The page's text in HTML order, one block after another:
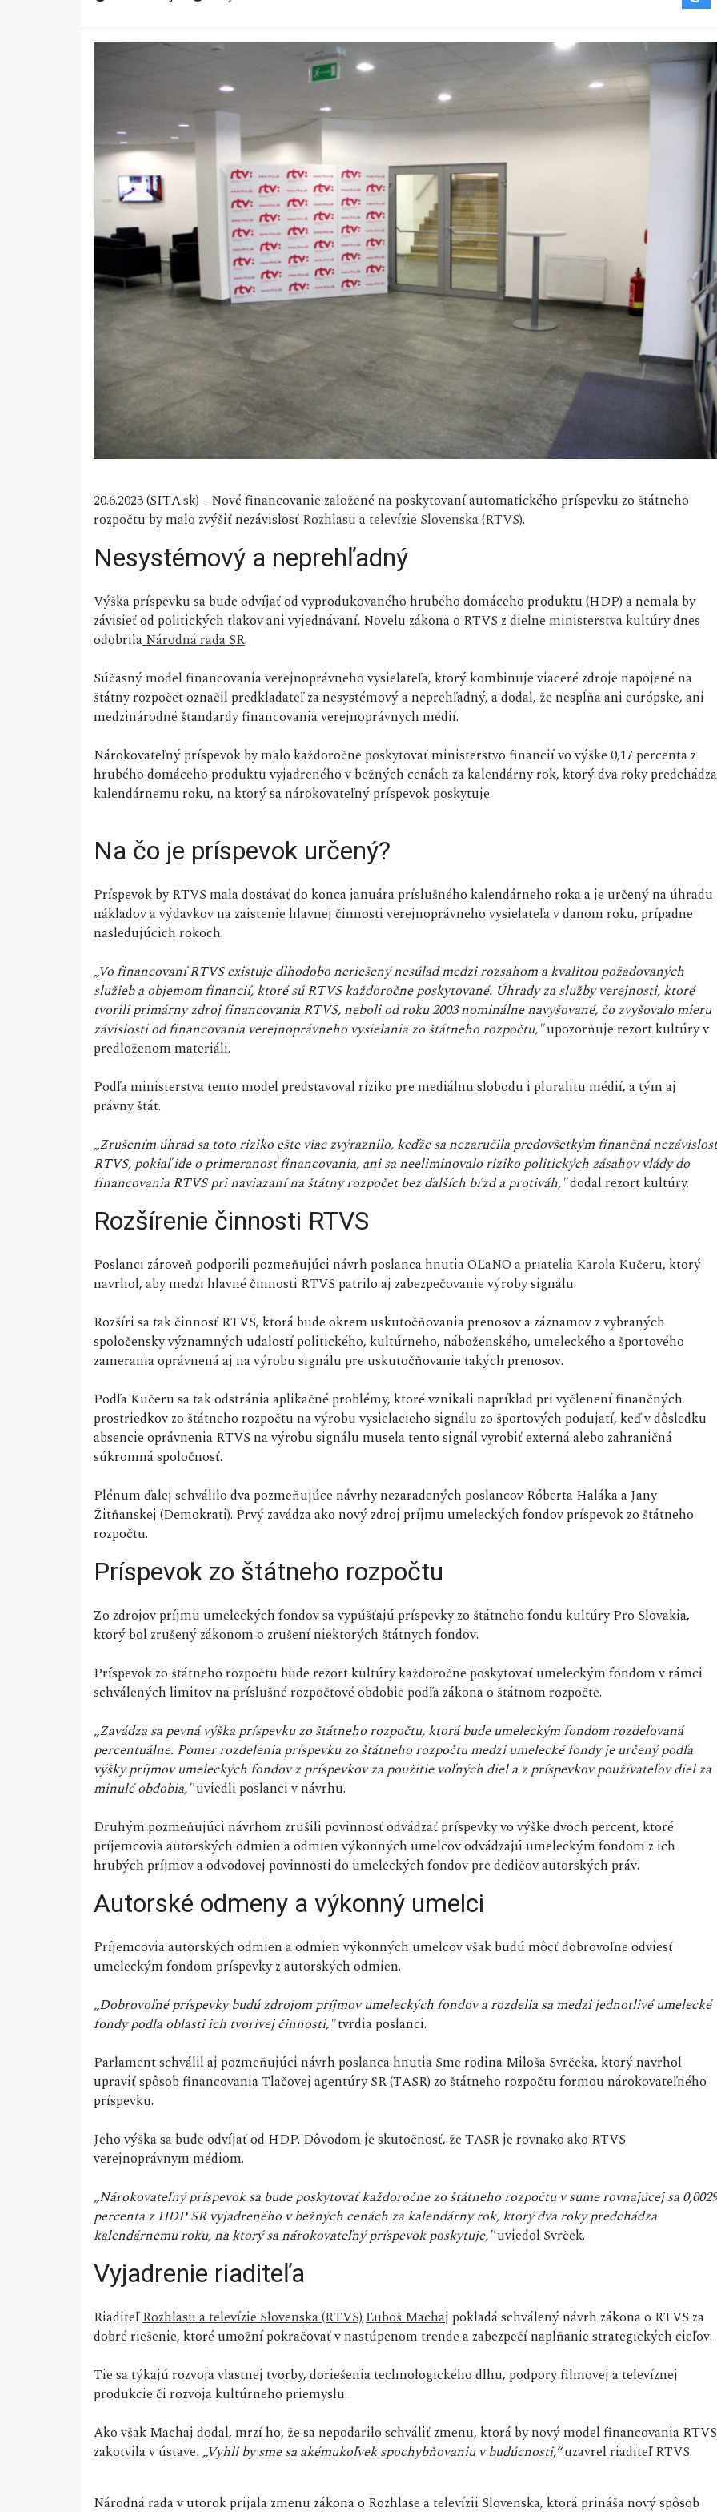
20.6.2023 (SITA.sk) - Nové financovanie založené na poskytovaní automatického príspevku zo štátneho
rozpočtu by malo zvýšiť nezávislosťRozhlasu a televízie Slovenska (RTVS).
Nesystémový a neprehľadný
Výška príspevku sa bude odvíjať od vyprodukovaného hrubého domáceho produktu (HDP) a nemala by
závisieť od politických tlakov ani vyjednávaní. Novelu zákona o RTVS z dielne ministerstva kultúry dnes
odobrilaNárodná rada SR.
Súčasný model financovania verejnoprávneho vysielateľa, ktorý kombinuje viaceré zdroje napojené na
štátny rozpočet označil predkladateľ za nesystémový a neprehľadný, a dodal, že nespĺňa ani európske, ani
medzinárodné štandardy financovania verejnoprávnych médií.
Nárokovateľný príspevok by malo každoročne poskytovať ministerstvo financií vo výške 0,17 percenta z
hrubého domáceho produktu vyjadreného v bežných cenách za kalendárny rok, ktorý dva roky predchádza
kalendárnemu roku, na ktorý sa nárokovateľný príspevok poskytuje.
Na čo je príspevok určený?
Príspevok by RTVS mala dostávať do konca januára príslušného kalendárneho roka a je určený na úhradu
nákladov a výdavkov na zaistenie hlavnej činnosti verejnoprávneho vysielateľa v danom roku, prípadne
nasledujúcich rokoch.
„Vo financovaní RTVS existuje dlhodobo neriešený nesúlad medzi rozsahom a kvalitou požadovaných
služieb a objemom financií, ktoré sú RTVS každoročne poskytované. Úhrady za služby verejnosti, ktoré
tvorili primárny zdroj financovania RTVS, neboli od roku 2003 nominálne navyšované, čo zvyšovalo mieru
závislosti od financovania verejnoprávneho vysielania zo štátneho rozpočtu,"upozorňuje rezort kultúry v
predloženom materiáli.
Podľa ministerstva tento model predstavoval riziko pre mediálnu slobodu i pluralitu médií, a tým aj
právny štát.
„Zrušením úhrad sa toto riziko ešte viac zvýraznilo, keďže sa nezaručila predovšetkým finančná nezávislosť
RTVS, pokiaľ ide o primeranosť financovania, ani sa neeliminovalo riziko politických zásahov vlády do
financovania RTVS pri naviazaní na štátny rozpočet bez ďalších bŕzd a protiváh,"dodal rezort kultúry.
Rozšírenie činnosti RTVS
Poslanci zároveň podporili pozmeňujúci návrh poslanca hnutiaOĽaNO a priateliaKarola Kučeru, ktorý
navrhol, aby medzi hlavné činnosti RTVS patrilo aj zabezpečovanie výroby signálu.
Rozšíri sa tak činnosť RTVS, ktorá bude okrem uskutočňovania prenosov a záznamov z vybraných
spoločensky významných udalostí politického, kultúrneho, náboženského, umeleckého a športového
zamerania oprávnená aj na výrobu signálu pre uskutočňovanie takých prenosov.
Podľa Kučeru sa tak odstránia aplikačné problémy, ktoré vznikali napríklad pri vyčlenení finančných
prostriedkov zo štátneho rozpočtu na výrobu vysielacieho signálu zo športových podujatí, keď v dôsledku
absencie oprávnenia RTVS na výrobu signálu musela tento signál vyrobiť externá alebo zahraničná
súkromná spoločnosť.
Plénum ďalej schválilo dva pozmeňujúce návrhy nezaradených poslancov Róberta Haláka a Jany
Žitňanskej (Demokrati). Prvý zavádza ako nový zdroj príjmu umeleckých fondov príspevok zo štátneho
rozpočtu.
Príspevok zo štátneho rozpočtu
Zo zdrojov príjmu umeleckých fondov sa vypúšťajú príspevky zo štátneho fondu kultúry Pro Slovakia,
ktorý bol zrušený zákonom o zrušení niektorých štátnych fondov.
Príspevok zo štátneho rozpočtu bude rezort kultúry každoročne poskytovať umeleckým fondom v rámci
schválených limitov na príslušné rozpočtové obdobie podľa zákona o štátnom rozpočte.
„Zavádza sa pevná výška príspevku zo štátneho rozpočtu, ktorá bude umeleckým fondom rozdeľovaná
percentuálne. Pomer rozdelenia príspevku zo štátneho rozpočtu medzi umelecké fondy je určený podľa
výšky príjmov umeleckých fondov z príspevkov za použitie voľných diel a z príspevkov používateľov diel za
minulé obdobia,"uviedli poslanci v návrhu.
Druhým pozmeňujúci návrhom zrušili povinnosť odvádzať príspevky vo výške dvoch percent, ktoré
príjemcovia autorských odmien a odmien výkonných umelcov odvádzajú umeleckým fondom z ich
hrubých príjmov a odvodovej povinnosti do umeleckých fondov pre dedičov autorských práv.
Autorské odmeny a výkonný umelci
Príjemcovia autorských odmien a odmien výkonných umelcov však budú môcť dobrovoľne odviesť
umeleckým fondom príspevky z autorských odmien.
„Dobrovoľné príspevky budú zdrojom príjmov umeleckých fondov a rozdelia sa medzi jednotlivé umelecké
fondy podľa oblasti ich tvorivej činnosti,"tvrdia poslanci.
Parlament schválil aj pozmeňujúci návrh poslanca hnutia Sme rodina Miloša Svrčeka, ktorý navrhol
upraviť spôsob financovania Tlačovej agentúry SR (TASR) zo štátneho rozpočtu formou nárokovateľného
príspevku.
Jeho výška sa bude odvíjať od HDP. Dôvodom je skutočnosť, že TASR je rovnako ako RTVS
verejnoprávnym médiom.
„Nárokovateľný príspevok sa bude poskytovať každoročne zo štátneho rozpočtu v sume rovnajúcej sa 0,0029
percenta z HDP SR vyjadreného v bežných cenách za kalendárny rok, ktorý dva roky predchádza
kalendárnemu roku, na ktorý sa nárokovateľný príspevok poskytuje,"uviedol Svrček.
Vyjadrenie riaditeľa
RiaditeľRozhlasu a televízie Slovenska (RTVS)Ľuboš Machaj pokladá schválený návrh zákona o RTVS za
dobré riešenie, ktoré umožní pokračovať v nastúpenom trende a zabezpečí napĺňanie strategických cieľov.
Tie sa týkajú rozvoja vlastnej tvorby, doriešenia technologického dlhu, podpory filmovej a televíznej
produkcie či rozvoja kultúrneho priemyslu.
Ako však Machaj dodal, mrzí ho, že sa nepodarilo schváliť zmenu, ktorá by nový model financovania RTVS
zakotvila v ústave. „Vyhli by sme sa akémukoľvek spochybňovaniu v budúcnosti,“uzavrel riaditeľ RTVS.
Národná rada v utorok prijala zmenu zákona o Rozhlase a televízii Slovenska, ktorá prináša nový spôsob